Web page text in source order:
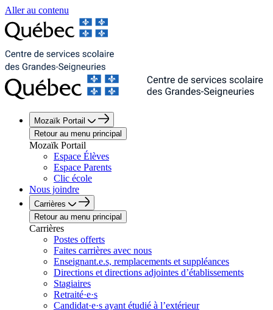
Aller au contenu
Mozaïk Portail
Retour au menu principal
Mozaïk Portail
Espace Élèves
Espace Parents
Clic école
Nous joindre
Carrières
Retour au menu principal
Carrières
Postes offerts
Faites carrières avec nous
Enseignant.e.s, remplacements et suppléances
Directions et directions adjointes d’établissements
Stagiaires
Retraité·e·s
Candidat·e·s ayant étudié à l’extérieur